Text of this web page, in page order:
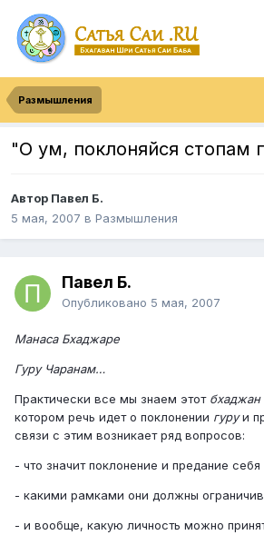
Размышления
"О ум, поклоняйся стопам
Автор Павел Б.
5 мая, 2007 в Размышления
Павел Б.
Опубликовано 5 мая, 2007
Манаса Бхаджаре
Гуру Чаранам…
Практически все мы знаем этот бхаджан
котором речь идет о поклонении гуруи
связи с этим возникает ряд вопросов:
- что значит поклонение и предание себя
- какими рамками они должны
- и вообще, какую личность можно